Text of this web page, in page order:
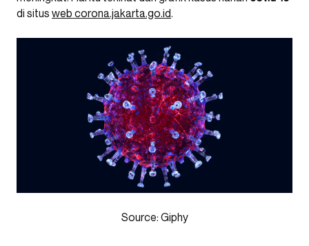
di situs web corona.jakarta.go.id.
Source: Giphy